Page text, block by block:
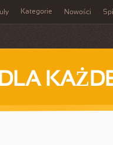
Kategorie Nowości